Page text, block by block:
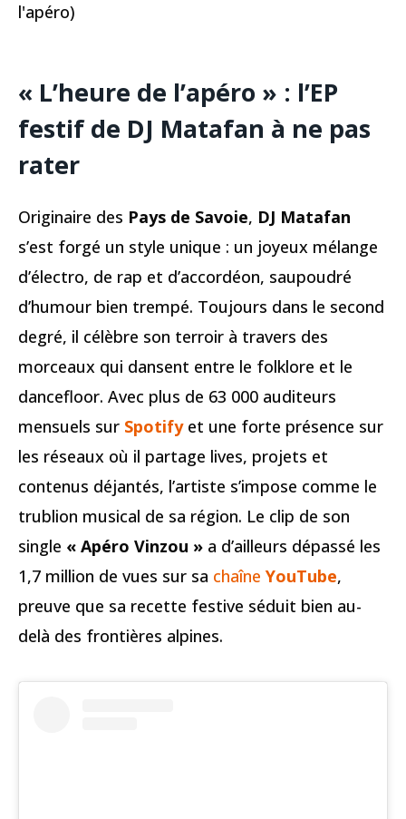
l'apéro)
« L’heure de l’apéro » : l’EP
festif de DJ Matafan à ne pas
rater
Originaire des Pays de Savoie, DJ Matafan
s’est forgé un style unique : un joyeux mélange
d’électro, de rap et d’accordéon, saupoudré
d’humour bien trempé. Toujours dans le second
degré, il célèbre son terroir à travers des
morceaux qui dansent entre le folklore et le
dancefloor. Avec plus de 63 000 auditeurs
mensuels sur Spotify et une forte présence sur
les réseaux où il partage lives, projets et
contenus déjantés, l’artiste s’impose comme le
trublion musical de sa région. Le clip de son
single « Apéro Vinzou » a d’ailleurs dépassé les
1,7 million de vues sur sa chaîne YouTube,
preuve que sa recette festive séduit bien au-
delà des frontières alpines.